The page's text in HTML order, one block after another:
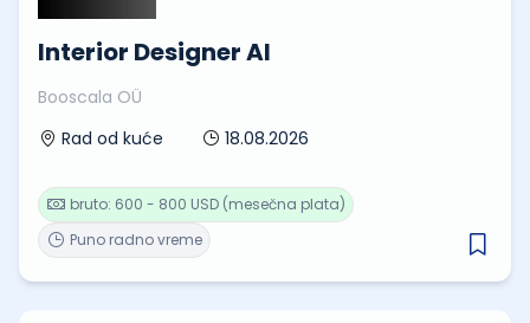
Interior Designer AI
Booscala OÜ
Rad od kuće
18.08.2026
Puno radno vreme
bruto: 600 - 800 USD (mesečna plata)